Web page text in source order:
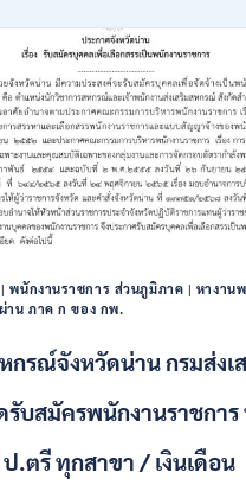
สมัคร
พนักงาน
ราชการ
รูป
แบบ
พิเศษ
111
อัตรา
/
ปวส.
ป.ตรี
หลาย
+
เงิน
17700
–
|พนักงานราชการ ส่วนภูมิภาค | หางาน
าน ภาค ก ของ กพ.
กรณ์จังหวัดน่าน กรมส่งเ
บสมัครพนักงานราชการ
.ตรี ทุกสาขา / เงินเดือน